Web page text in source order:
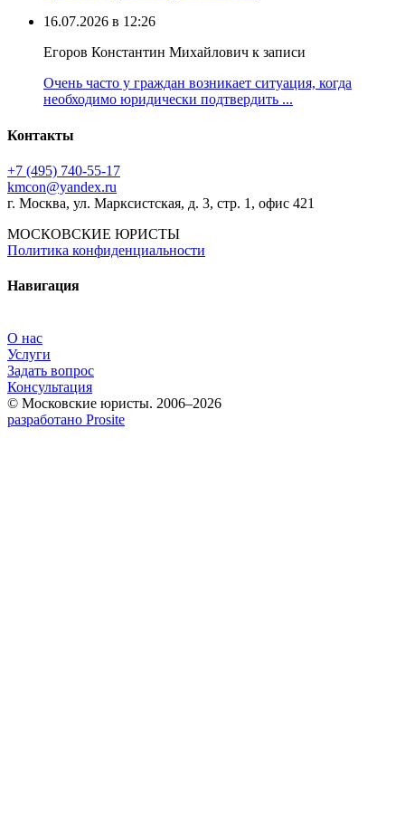
16.07.2026 в 12:26
Егоров Константин Михайлович к записи
Очень часто у граждан возникает ситуация, когда
необходимо юридически подтвердить ...
Контакты
+7 (495) 740‑55‑17
kmcon@yandex.ru
г. Москва, ул. Марксистская, д. 3, стр. 1, офис 421
МОСКОВСКИЕ ЮРИСТЫ
Политика конфиденциальности
Навигация
О нас
Услуги
Задать вопрос
Консультация
© Московские юристы. 2006–2026
разработано Prosite